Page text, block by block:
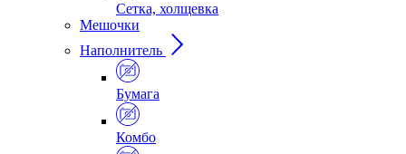
Сетка, холщевка
Мешочки
Наполнитель
Бумага
Комбо